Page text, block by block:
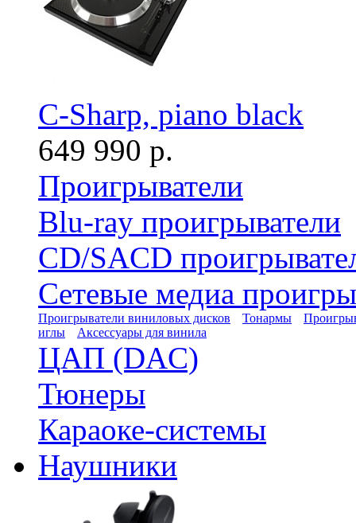
C-Sharp, piano black
649 990 р.
Проигрыватели
Blu-ray проигрыватели
CD/SACD
Сетевые медиа
Проигрыватели виниловых дисков Тонармы
иглы
Аксессуары для винила
ЦАП (DAC)
Тюнеры
Караоке-системы
Наушники